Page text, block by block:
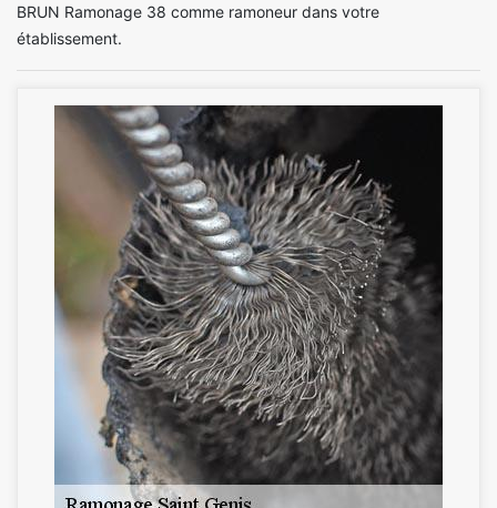
BRUN Ramonage 38 comme ramoneur dans votre
établissement.